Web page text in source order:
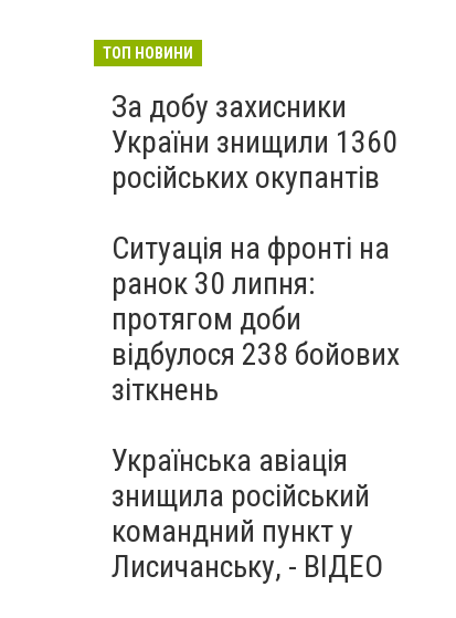
ТОП НОВИНИ
За добу захисники
України знищили 1360
російських окупантів
Ситуація на фронті на
ранок 30 липня:
протягом доби
відбулося 238 бойових
зіткнень
Українська авіація
знищила російський
командний пункт у
Лисичанську, - ВІДЕО